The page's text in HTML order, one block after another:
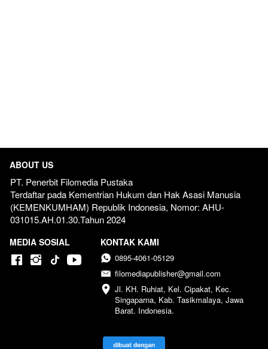
ABOUT US
PT. Penerbit Filomedia Pustaka
Terdaftar pada Kementrian Hukum dan Hak Asasi Manusia
(KEMENKUMHAM) Republik Indonesia, Nomor: AHU-
031015.AH.01.30.Tahun 2024
MEDIA SOSIAL KONTAK KAMI
0895-4061-05129
filomediapublisher@gmail.com
Jl. KH. Ruhiat, Kel. Cipakat, Kec.
Singaparna, Kab. Tasikmalaya, Jawa
Barat. Indonesia.